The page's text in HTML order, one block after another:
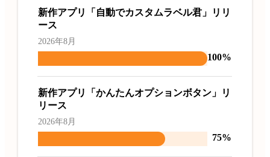
新作アプリ「自動でカスタムラベル君」リリ
ース
2026年8月
100%
新作アプリ「かんたんオプションボタン」リ
リース
2026年8月
75%